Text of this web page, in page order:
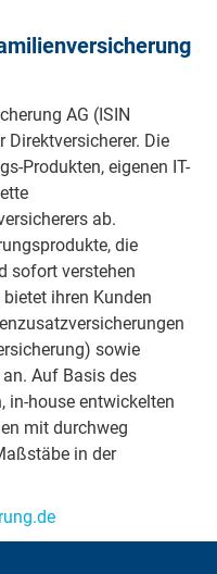
AG (ISIN
Direktversicherer. Die
Produkten, eigenen IT-
ab.
die
sofort verstehen
ihren Kunden
sowie
Auf Basis des
in-house entwickelten
mit durchweg
in der